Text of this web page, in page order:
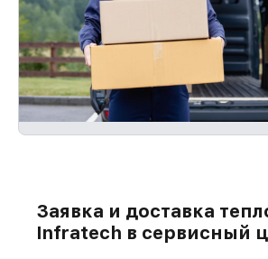
Заявка и доставка
Infratech в сервисный